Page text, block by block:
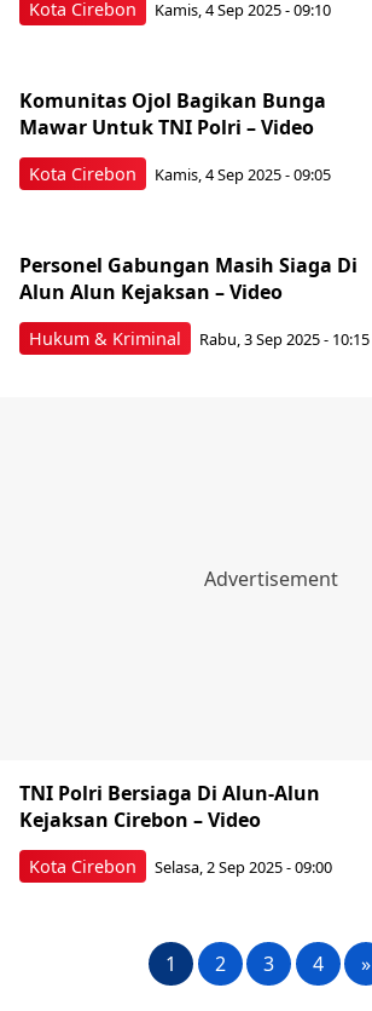
Kota Cirebon Kamis, 4 Sep 2025 - 09:10
Kota Cirebon
Komunitas Ojol Bagikan Bunga
Mawar Untuk TNI Polri – Video
Kamis, 4 Sep 2025 - 09:05
Hukum & Kriminal
Personel Gabungan Masih Siaga Di
Alun Alun Kejaksan – Video
Rabu, 3 Sep 2025 - 10:15
Kota Cirebon
TNI Polri Bersiaga Di Alun-Alun
Kejaksan Cirebon – Video
Selasa, 2 Sep 2025 - 09:00
1 2 3 4 »